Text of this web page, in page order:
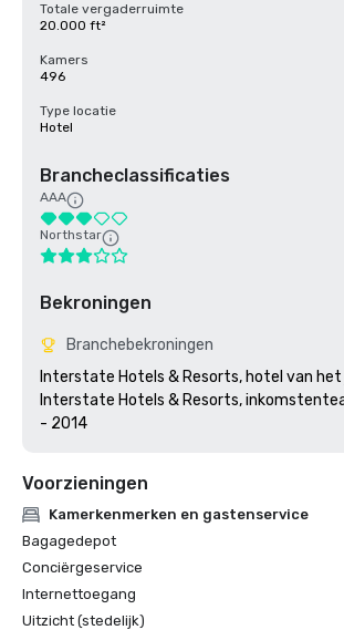
Totale vergaderruimte
20.000 ft²
Kamers
496
Type locatie
Hotel
Brancheclassificaties
AAA
Northstar
Bekroningen
Branchebekroningen
Interstate Hotels & Resorts, hotel van
Interstate Hotels & Resorts,
Voorzieningen
Kamerkenmerken en gastenservice
Bagagedepot
Conciërgeservice
Internettoegang
Uitzicht (stedelijk)